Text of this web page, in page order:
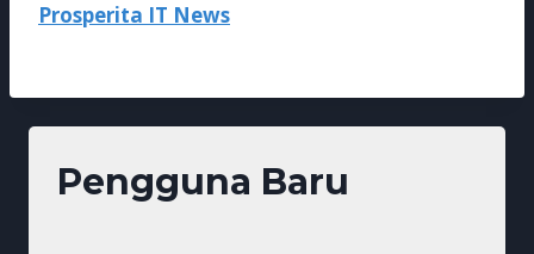
Prosperita IT News
Pengguna Baru